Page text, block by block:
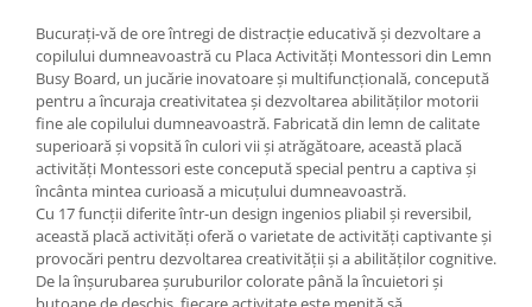
Bucurați-vă de ore întregi de distracție educativă și dezvoltare a
copilului dumneavoastră cu Placa Activități Montessori din Lemn
Busy Board, un jucărie inovatoare și multifuncțională, concepută
pentru a încuraja creativitatea și dezvoltarea abilităților motorii
fine ale copilului dumneavoastră. Fabricată din lemn de calitate
superioară și vopsită în culori vii și atrăgătoare, această placă
activități Montessori este concepută special pentru a captiva și
încânta mintea curioasă a micuțului dumneavoastră.
Cu 17 funcții diferite într-un design ingenios pliabil și reversibil,
această placă activități oferă o varietate de activități captivante și
provocări pentru dezvoltarea creativității și a abilităților cognitive.
De la înșurubarea șuruburilor colorate până la încuietori și